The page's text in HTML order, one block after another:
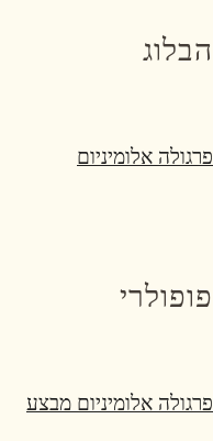
הבלוג
פרגולה אלומיניום
פופולרי
פרגולה אלומיניום מבצע